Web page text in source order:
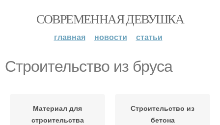
СОВРЕМЕННАЯ ДЕВУШКА
главная новости статьи
Строительство из бруса
Материал для
строительства
Строительство из
бетона